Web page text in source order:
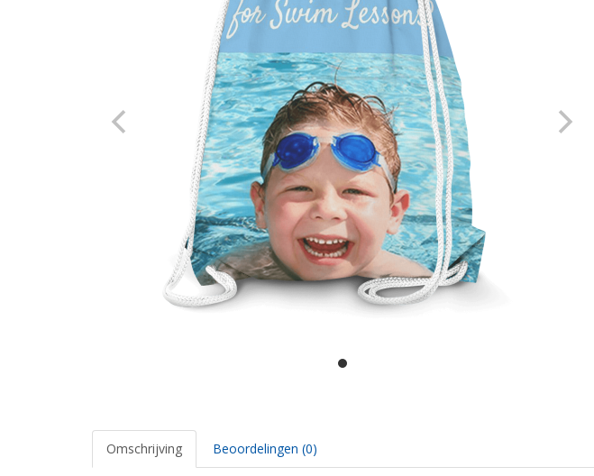
Omschrijving Beoordelingen (0)